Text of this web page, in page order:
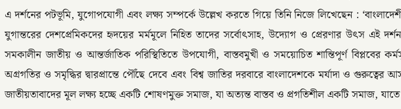
এ দর্শনের পটভূমি, যুগোপযোগী এবং লক্ষ্য সম্পর্কে উল্লেখ করতে গিয়ে তিনি নিজে লিখেছেন :
যুগান্তরের দেশপ্রেমিকদের হৃদয়ের মর্মমূলে নিহিত তাদের সর্বোৎসাহ, উদ্যোগ ও প্রেরণার উৎস এই
সমকালীন জাতীয় ও আন্তর্জাতিক পরিস্থিতিতে উপযোগী, বাস্তবমুখী ও সময়োচিত শান্তিপূর্ণ বিপ্লবের
অগ্রগতির ও সমৃদ্ধির দ্বারপ্রান্তে পৌঁছে দেবে এবং বিশ্ব জাতির দরবারে বাংলাদেশকে মর্যাদা ও
জাতীয়তাবাদের মূল লক্ষ্য হচ্ছে একটি শোষণমুক্ত সমাজ, যা অত্যন্ত বাস্তব ও প্রগতিশীল একটি সমাজ, যাতে